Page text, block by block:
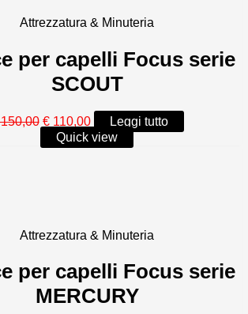
Attrezzatura & Minuteria
per capelli Focus serie
SCOUT
Il
prezzo
originale
€110,00Il
prezzo
attuale
Leggi tutto
Quick view
Attrezzatura & Minuteria
per capelli Focus serie
MERCURY